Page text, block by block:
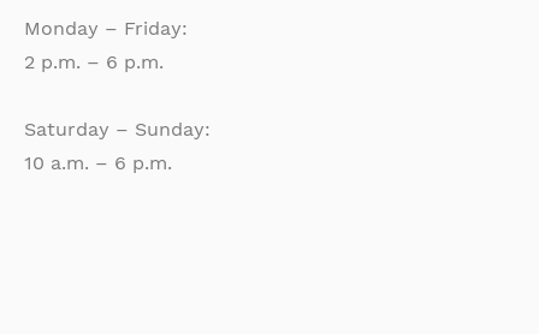
Monday – Friday:
2 p.m. – 6 p.m.
Saturday – Sunday:
10 a.m. – 6 p.m.